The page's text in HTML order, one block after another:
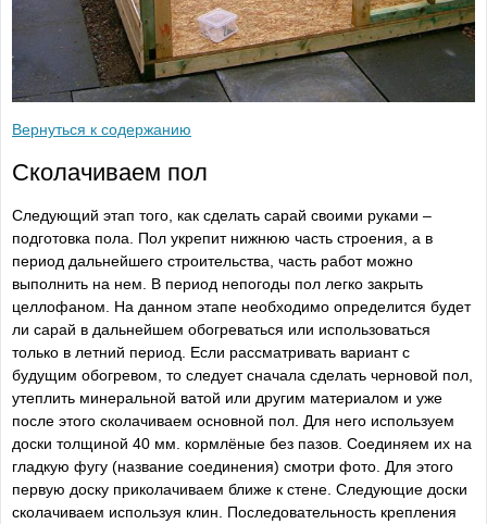
Вернуться к содержанию
Сколачиваем пол
Следующий этап того, как сделать сарай своими руками –
подготовка пола. Пол укрепит нижнюю часть строения, а в
период дальнейшего строительства, часть работ можно
выполнить на нем. В период непогоды пол легко закрыть
целлофаном. На данном этапе необходимо определится будет
ли сарай в дальнейшем обогреваться или использоваться
только в летний период. Если рассматривать вариант с
будущим обогревом, то следует сначала сделать черновой пол,
утеплить минеральной ватой или другим материалом и уже
после этого сколачиваем основной пол. Для него используем
доски толщиной 40 мм. кормлёные без пазов. Соединяем их на
гладкую фугу (название соединения) смотри фото. Для этого
первую доску приколачиваем ближе к стене. Следующие доски
сколачиваем используя клин. Последовательность крепления